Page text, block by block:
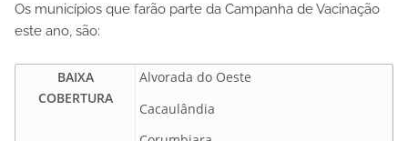
Os municípios que farão parte da Campanha de Vacinação
este ano, são:
BAIXA
COBERTURA
Alvorada do Oeste
Cacaulândia